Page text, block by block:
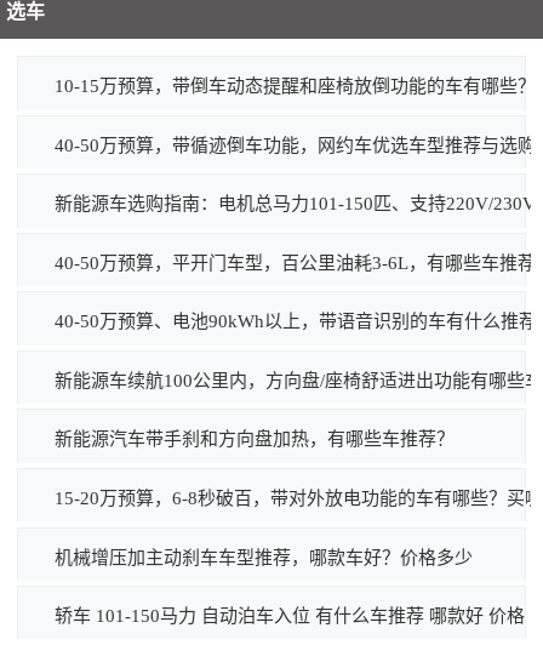
选车
10-15万预算，带倒车动态提醒和座椅放倒功能的车有哪些？
40-50万预算，带循迹倒车功能，网约车优选车型推荐与选购
新能源车选购指南：电机总马力101-150匹、支持220V/
40-50万预算，平开门车型，百公里油耗3-6L，有哪些车推荐
40-50万预算、电池90kWh以上，带语音识别的车有什么推荐
新能源车续航100公里内，方向盘/座椅舒适进出功能有哪些
新能源汽车带手刹和方向盘加热，有哪些车推荐？
15-20万预算，6-8秒破百，带对外放电功能的车有哪些？买
机械增压加主动刹车车型推荐，哪款车好？价格多少
轿车 101-150马力 自动泊车入位 有什么车推荐 哪款好 价格